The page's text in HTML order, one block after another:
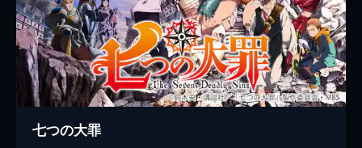
七つの大罪